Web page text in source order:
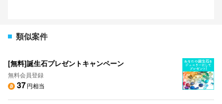
類似案件
[無料]誕生石プレゼントキャンペーン
無料会員登録
37円相当